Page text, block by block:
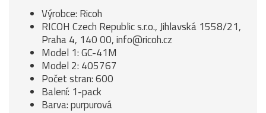
Výrobce: Ricoh
RICOH Czech Republic s.r.o., Jihlavská 1558/21,
Praha 4, 140 00, info@ricoh.cz
Model 1: GC-41M
Model 2: 405767
Počet stran: 600
Balení: 1-pack
Barva: purpurová